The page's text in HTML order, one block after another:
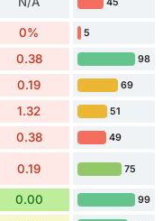
0% 5
0.38 98
0.19 69
1.32 51
0.38 49
0.19 75
0.00 99